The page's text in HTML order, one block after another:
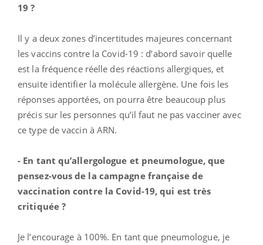
19 ?
Il y a deux zones d’incertitudes majeures concernant
les vaccins contre la Covid-19 : d’abord savoir quelle
est la fréquence réelle des réactions allergiques, et
ensuite identifier la molécule allergène. Une fois les
réponses apportées, on pourra être beaucoup plus
précis sur les personnes qu’il faut ne pas vacciner avec
ce type de vaccin à ARN.
- En tant qu’allergologue et pneumologue, que
pensez-vous de la campagne française de
vaccination contre la Covid-19, qui est très
critiquée ?
Je l’encourage à 100%. En tant que pneumologue, je